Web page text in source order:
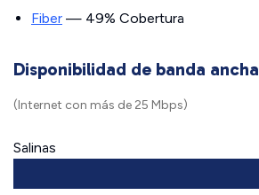
Fiber — 49% Cobertura
Disponibilidad de banda ancha
(Internet con más de 25 Mbps)
Salinas